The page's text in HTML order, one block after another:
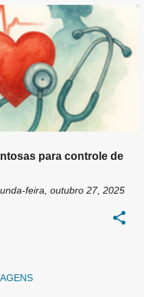
para controle de
feira, outubro 27, 2025